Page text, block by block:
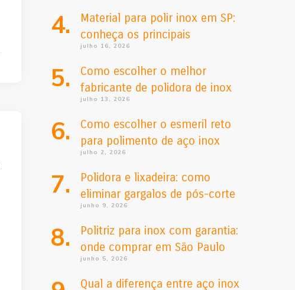
Material para polir inox em SP:
conheça os principais
julho 16, 2026
Como escolher o melhor
fabricante de polidora de inox
julho 13, 2026
Como escolher o esmeril reto
para polimento de aço inox
julho 2, 2026
Polidora e lixadeira: como
eliminar gargalos de pós-corte
junho 9, 2026
Politriz para inox com garantia:
onde comprar em São Paulo
junho 5, 2026
Qual a diferença entre aço inox